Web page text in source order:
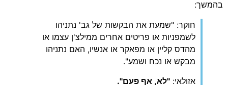
חוקר: "שמעת את הבקשות של גב' נתניהו
לשמפניות או פריטים אחרים ממילצ'ן עצמו או
מהדס קליין או מפאקר או אנשיו, האם נתניהו
מבקש או נכח ושמע".
אזולאי:"לא, אף פעם".